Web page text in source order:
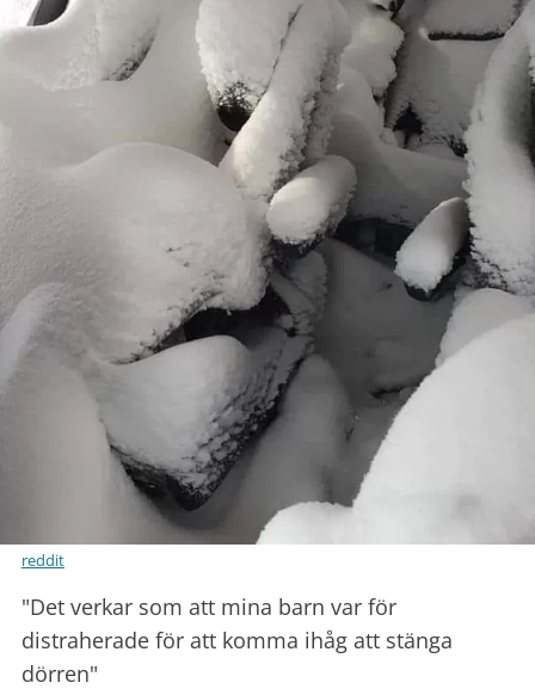
reddit
"Det verkar som att mina barn var för
distraherade för att komma ihåg att stänga
dörren"